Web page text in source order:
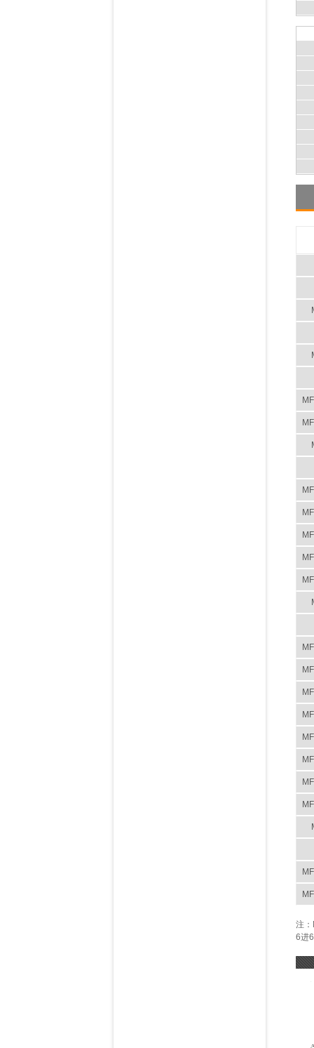
注
6进